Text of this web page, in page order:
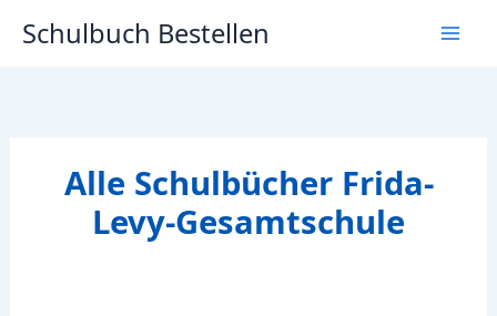
InhaltSchulbuch Bestellen
Alle Schulbücher Frida-
Levy-Gesamtschule